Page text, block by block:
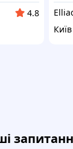
4.8
Київ